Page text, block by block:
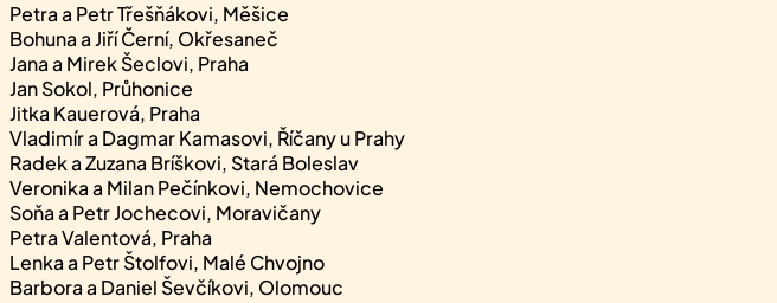
Petra a Petr Třešňákovi, Měšice
Bohuna a Jiří Černí, Okřesaneč
Jana a Mirek Šeclovi, Praha
Jan Sokol, Průhonice
Jitka Kauerová, Praha
Vladimír a Dagmar Kamasovi, Říčany u Prahy
Radek a Zuzana Bríškovi, Stará Boleslav
Veronika a Milan Pečínkovi, Nemochovice
Soňa a Petr Jochecovi, Moravičany
Petra Valentová, Praha
Lenka a Petr Štolfovi, Malé Chvojno
Barbora a Daniel Ševčíkovi, Olomouc